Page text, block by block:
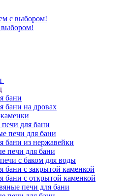
с выбором!
бани
бани на дровах
печи для бани
печи для бани
бани из нержавейки
печи для бани
с баком для воды
бани с закрытой каменкой
бани с открытой каменкой
печи для бани